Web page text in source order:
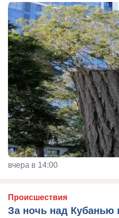
вчера в 14:00
Происшествия
За ночь над Кубанью